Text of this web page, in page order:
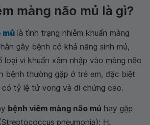
màng não mủ là gì?
mủ là tình trạng nhiễm khuẩn màng
gây bệnh có khả năng sinh mủ,
loại vi khuẩn xâm nhập vào màng não
bệnh thường gặp ở trẻ em, đặc biệt
tỷ lệ tử vong và di chứng cao.
bệnh viêm màng não mủ hay gặp
pneumonia); H.